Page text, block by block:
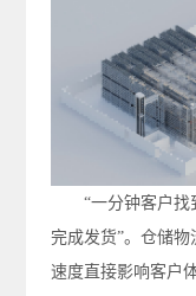
“一分钟客户
完成发货”。仓储
速度直接影响客户